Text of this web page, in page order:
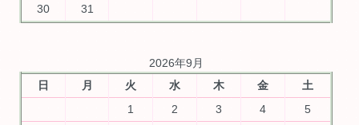
30
31
2026年9月
日
月 火 水 木 金
土
1
2 3 4
5